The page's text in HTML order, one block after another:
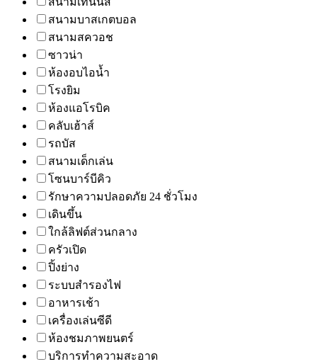
สนามบาสเกตบอล
สนามสควอช
ซาวน่า
ห้องอบไอน้ำ
โรงยิม
ห้องแอโรบิค
คลับเฮ้าส์
รถบัส
สนามเด็กเล่น
โซนบาร์บีคิว
รักษาความปลอดภัย 24 ชั่วโมง
เดินขึ้น
ใกล้ลิฟต์ส่วนกลาง
ครัวเปิด
ปิ้งย่าง
ระบบสำรองไฟ
อาหารเช้า
เครื่องเล่นซีดี
ห้องชมภาพยนตร์
บริการทำความสะอาด